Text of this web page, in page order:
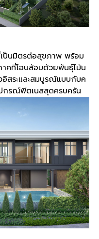
ป็นมิตรต่อสุขภาพ พร้อม
ศที่โอบล้อมด้วยพันธุ์ไม้น
สระและสมบูรณ์แบบกับค
กรณ์ฟิตเนสสุดครบครัน